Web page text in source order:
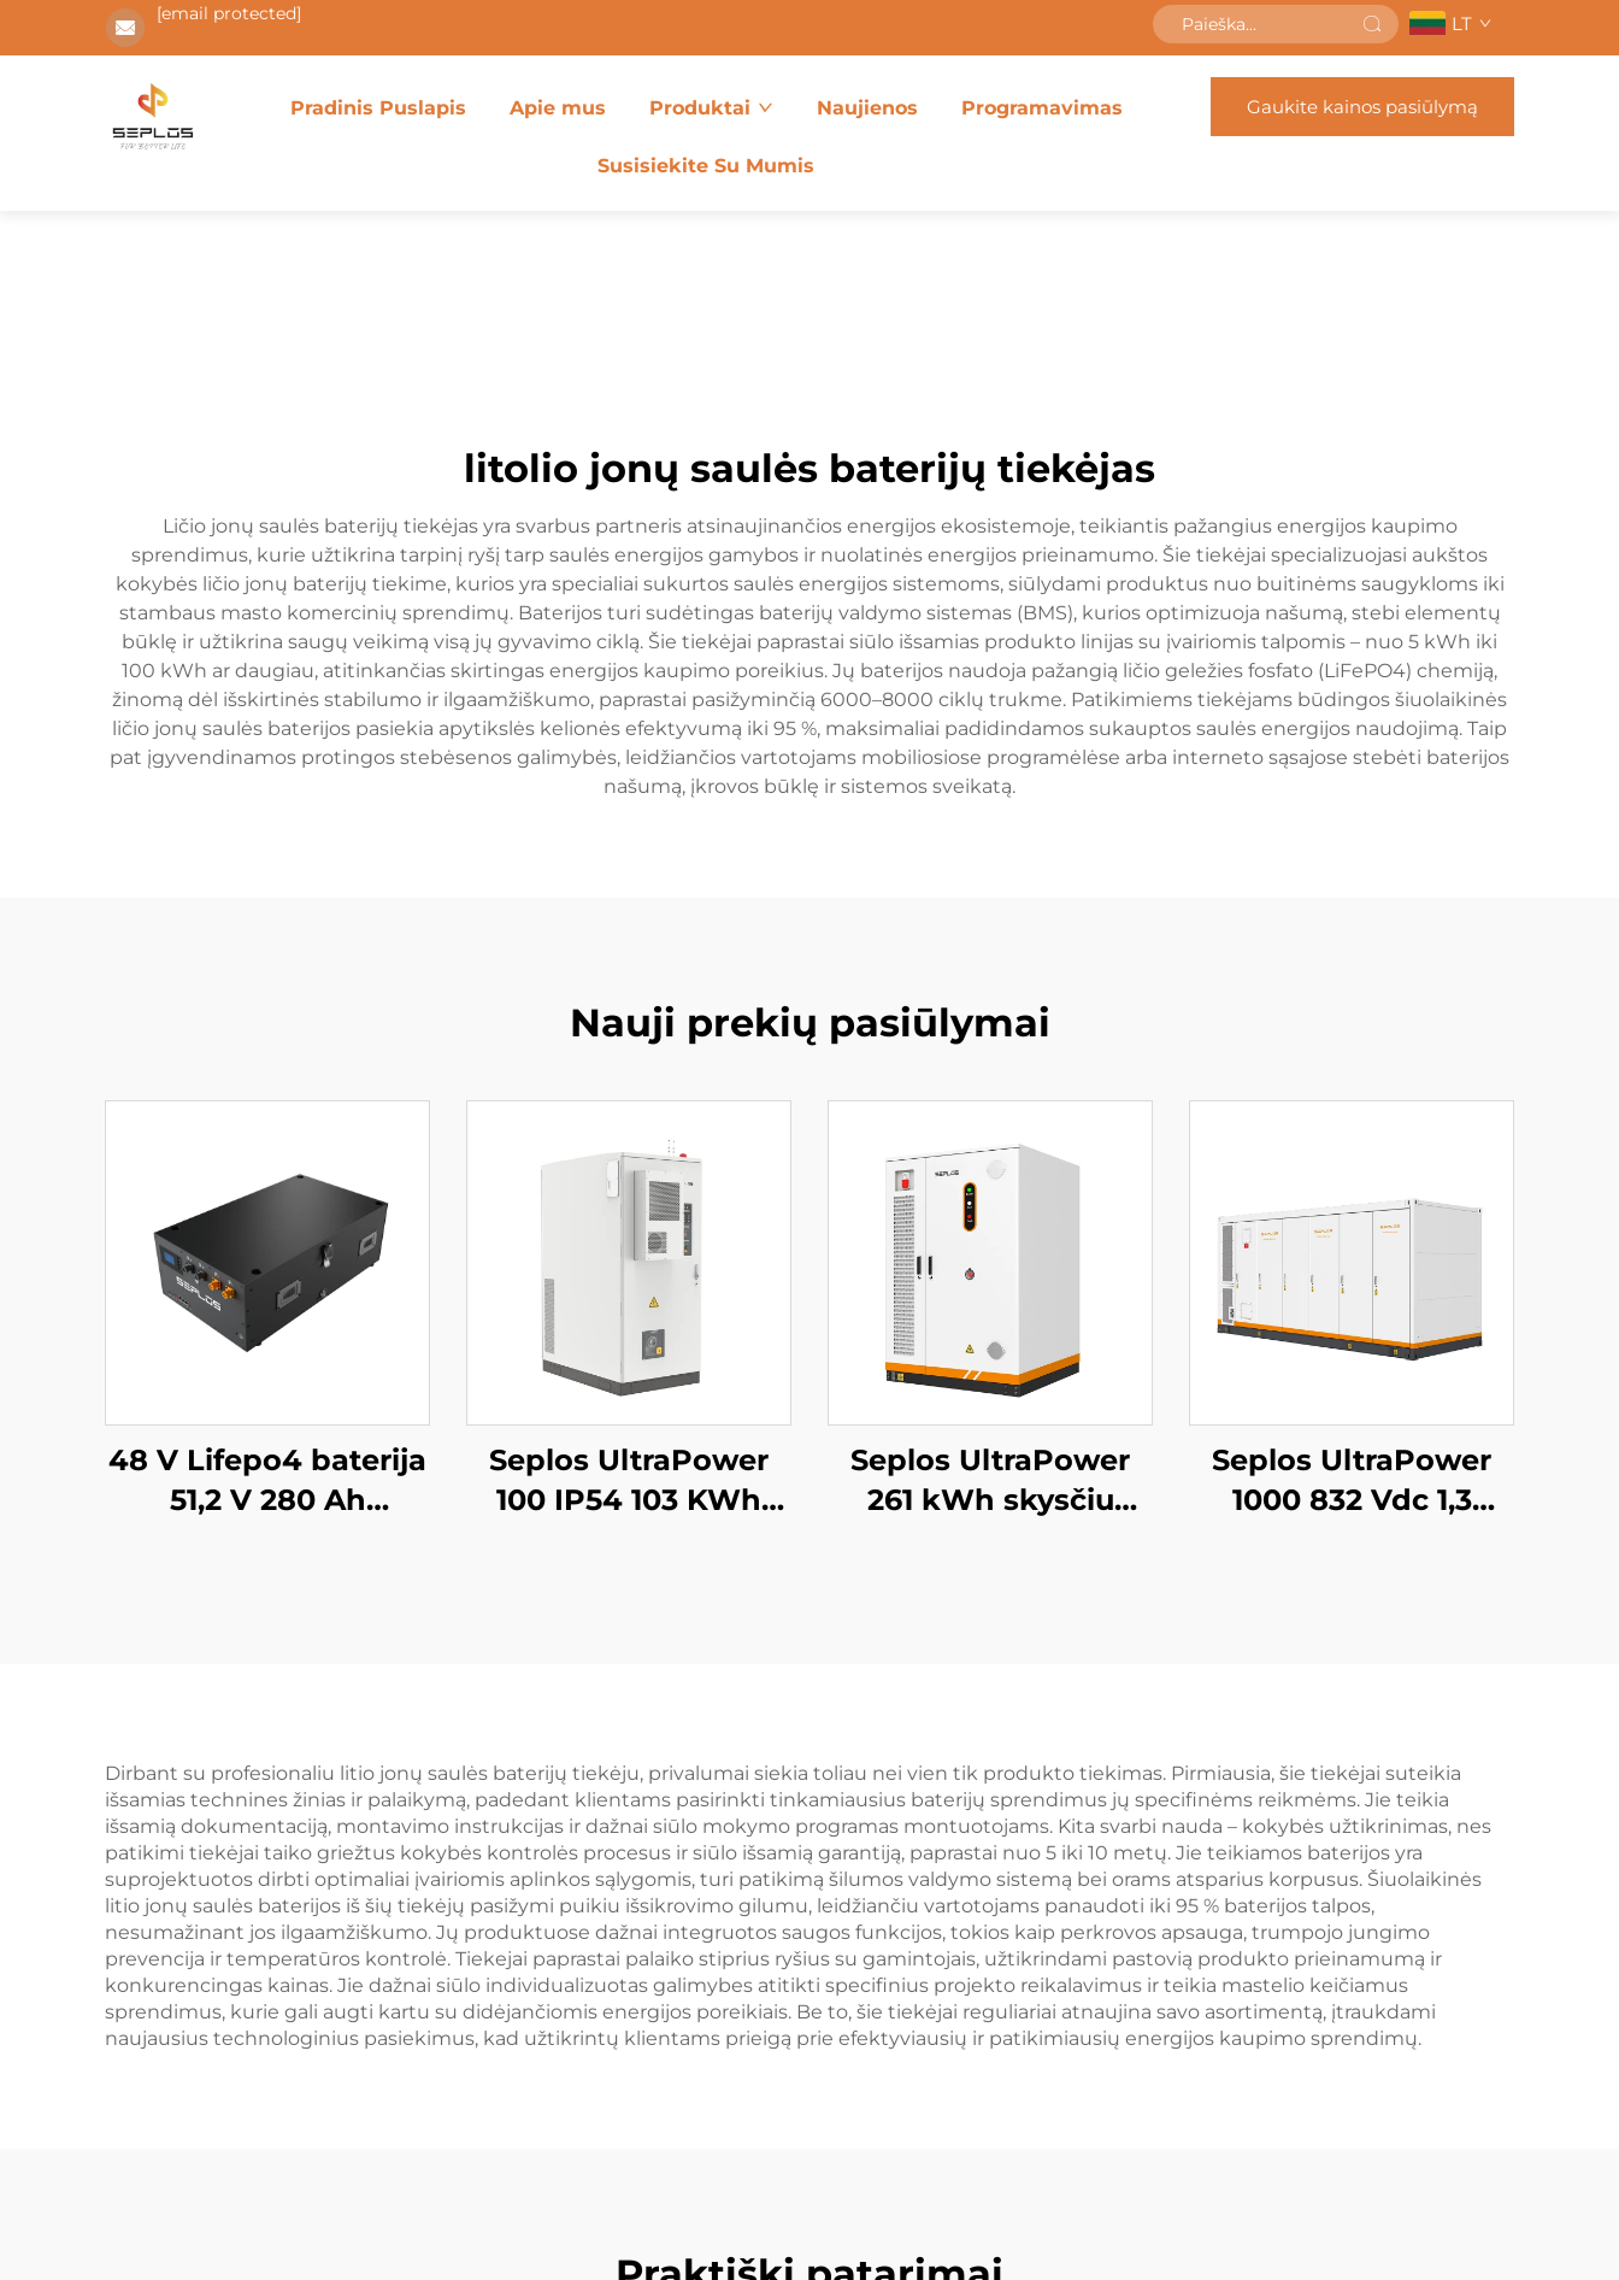
[email protected] LT
Pradinis Puslapis Apie mus Produktai Naujienos Programavimas
Susisiekite Su Mumis
Gaukite kainos pasiūlymą
litolio jonų saulės baterijų tiekėjas
Ličio jonų saulės baterijų tiekėjas yra svarbus partneris atsinaujinančios energijos ekosistemoje, teikiantis pažangius energijos kaupimo
sprendimus, kurie užtikrina tarpinį ryšį tarp saulės energijos gamybos ir nuolatinės energijos prieinamumo. Šie tiekėjai specializuojasi aukštos
kokybės ličio jonų baterijų tiekime, kurios yra specialiai sukurtos saulės energijos sistemoms, siūlydami produktus nuo buitinėms saugykloms iki
stambaus masto komercinių sprendimų. Baterijos turi sudėtingas baterijų valdymo sistemas (BMS), kurios optimizuoja našumą, stebi elementų
būklę ir užtikrina saugų veikimą visą jų gyvavimo ciklą. Šie tiekėjai paprastai siūlo išsamias produkto linijas su įvairiomis talpomis – nuo 5 kWh iki
100 kWh ar daugiau, atitinkančias skirtingas energijos kaupimo poreikius. Jų baterijos naudoja pažangią ličio geležies fosfato (LiFePO4) chemiją,
žinomą dėl išskirtinės stabilumo ir ilgaamžiškumo, paprastai pasižyminčią 6000–8000 ciklų trukme. Patikimiems tiekėjams būdingos šiuolaikinės
ličio jonų saulės baterijos pasiekia apytikslės kelionės efektyvumą iki 95 %, maksimaliai padidindamos sukauptos saulės energijos naudojimą. Taip
pat įgyvendinamos protingos stebėsenos galimybės, leidžiančios vartotojams mobiliosiose programėlėse arba interneto sąsajose stebėti baterijos
našumą, įkrovos būklę ir sistemos sveikatą.
Nauji prekių pasiūlymai
48 V Lifepo4 baterija
51,2 V 280 Ah
Seplos UltraPower
100 IP54 103 KWh
Seplos UltraPower
261 kWh skysčiu
mikrotinklams,
pramonei
Seplos UltraPower
1000 832 Vdc 1,3
Dirbant su profesionaliu litio jonų saulės baterijų tiekėju, privalumai siekia toliau nei vien tik produkto tiekimas. Pirmiausia, šie tiekėjai suteikia
išsamias technines žinias ir palaikymą, padedant klientams pasirinkti tinkamiausius baterijų sprendimus jų specifinėms reikmėms. Jie teikia
išsamią dokumentaciją, montavimo instrukcijas ir dažnai siūlo mokymo programas montuotojams. Kita svarbi nauda – kokybės užtikrinimas, nes
patikimi tiekėjai taiko griežtus kokybės kontrolės procesus ir siūlo išsamią garantiją, paprastai nuo 5 iki 10 metų. Jie teikiamos baterijos yra
suprojektuotos dirbti optimaliai įvairiomis aplinkos sąlygomis, turi patikimą šilumos valdymo sistemą bei orams atsparius korpusus. Šiuolaikinės
litio jonų saulės baterijos iš šių tiekėjų pasižymi puikiu išsikrovimo gilumu, leidžiančiu vartotojams panaudoti iki 95 % baterijos talpos,
nesumažinant jos ilgaamžiškumo. Jų produktuose dažnai integruotos saugos funkcijos, tokios kaip perkrovos apsauga, trumpojo jungimo
prevencija ir temperatūros kontrolė. Tiekejai paprastai palaiko stiprius ryšius su gamintojais, užtikrindami pastovią produkto prieinamumą ir
konkurencingas kainas. Jie dažnai siūlo individualizuotas galimybes atitikti specifinius projekto reikalavimus ir teikia mastelio keičiamus
sprendimus, kurie gali augti kartu su didėjančiomis energijos poreikiais. Be to, šie tiekėjai reguliariai atnaujina savo asortimentą, įtraukdami
naujausius technologinius pasiekimus, kad užtikrintų klientams prieigą prie efektyviausių ir patikimiausių energijos kaupimo sprendimų.